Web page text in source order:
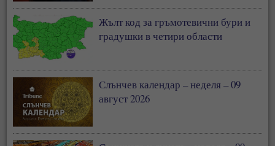
Жълт код за гръмотевични бури и
градушки в четири области
Слънчев календар – неделя – 09
август 2026